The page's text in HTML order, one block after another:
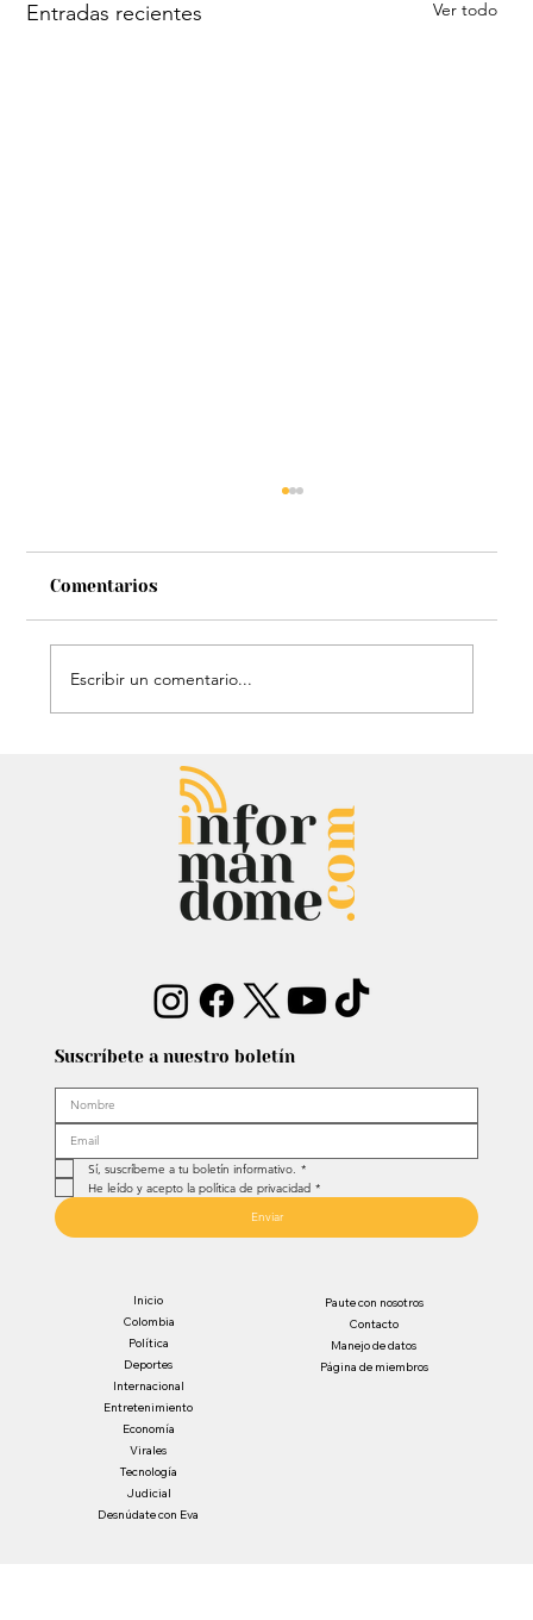
Entradas recientes Ver todo
Estatua de John Lennon, que era de
Carlos Lehder, regresó al Quindío y
reabrió debate sobre memoria y
narcotráfico
Comentarios
Escribir un comentario...
Suscríbete a nuestro boletín
Sí, suscríbeme a tu boletín informativo. *
He leído y acepto la política de privacidad *
Enviar
Inicio
Colombia
Política
Deportes
Internacional
Entretenimiento
Economía
Virales
Tecnología
Judicial
Desnúdate con Eva
Paute con nosotros
Contacto
Manejo de datos
Página de miembros